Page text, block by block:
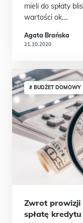
mieli do spłaty
wartości ok.…
Agata Brańska
21.10.2020
# BUDŻET DOMOWY
Zwrot prowizji
spłatę